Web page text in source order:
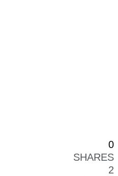
0
SHARES
2